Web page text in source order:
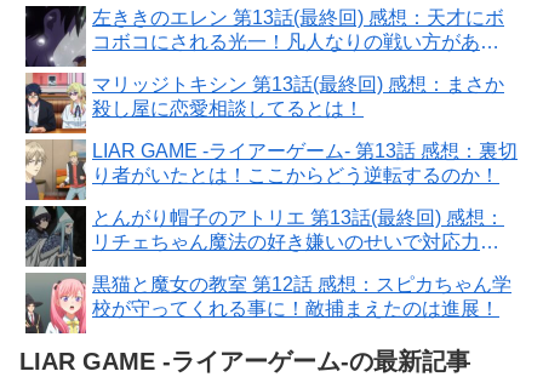
左ききのエレン 第13話(最終回) 感想：天才にボ
コボコにされる光一！凡人なりの戦い方があ
マリッジトキシン 第13話(最終回) 感想：まさか
殺し屋に恋愛相談してるとは！
LIAR GAME -ライアーゲーム- 第13話 感想：裏切
り者がいたとは！ここからどう逆転するのか！
とんがり帽子のアトリエ 第13話(最終回) 感想：
リチェちゃん魔法の好き嫌いのせいで対応力に
黒猫と魔女の教室 第12話 感想：スピカちゃん学
校が守ってくれる事に！敵捕まえたのは進展！
LIAR GAME -ライアーゲーム-の最新記事